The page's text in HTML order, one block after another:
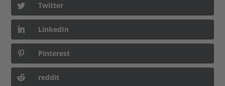
Twitter
LinkedIn
Pinterest
reddit